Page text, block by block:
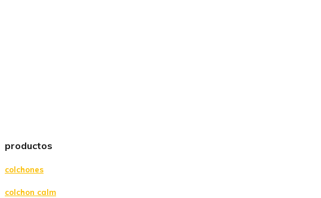
productos
colchones
colchon calm